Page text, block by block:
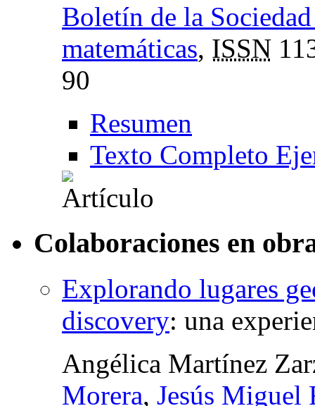
Boletín de la
matemáticas, ISSN
90
Resumen
Texto Completo
Colaboraciones en
Explorando lugares
discovery: una
Angélica Martínez
Morera, Jesús